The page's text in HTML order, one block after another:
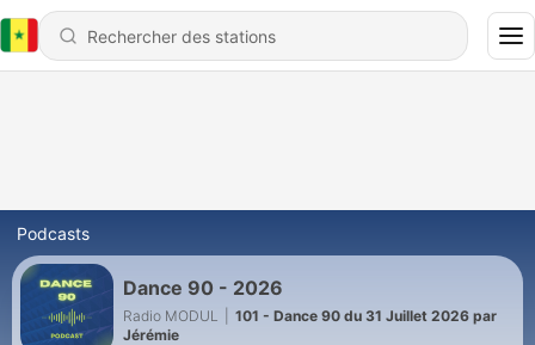
Podcasts
Dance 90 - 2026
Radio MODUL
101 - Dance 90 du 31 Juillet 2026 par
Jérémie